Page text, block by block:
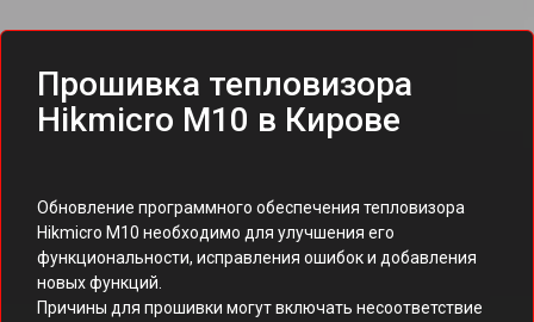
Прошивка тепловизора
Hikmicro M10 в Кирове
Обновление программного обеспечения тепловизора
Hikmicro M10 необходимо для улучшения его
функциональности, исправления ошибок и добавления
новых функций.
Причины для прошивки могут включать несоответствие